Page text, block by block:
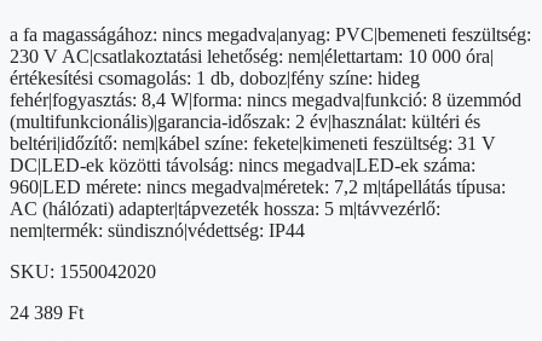
a fa magasságához: nincs megadva|anyag: PVC|bemeneti feszültség:
230 V AC|csatlakoztatási lehetőség: nem|élettartam: 10 000 óra|
értékesítési csomagolás: 1 db, doboz|fény színe: hideg
fehér|fogyasztás: 8,4 W|forma: nincs megadva|funkció: 8 üzemmód
(multifunkcionális)|garancia-időszak: 2 év|használat: kültéri és
beltéri|időzítő: nem|kábel színe: fekete|kimeneti feszültség: 31 V
DC|LED-ek közötti távolság: nincs megadva|LED-ek száma:
960|LED mérete: nincs megadva|méretek: 7,2 m|tápellátás típusa:
AC (hálózati) adapter|tápvezeték hossza: 5 m|távvezérlő:
nem|termék: sündisznó|védettség: IP44
SKU: 1550042020
24 389 Ft